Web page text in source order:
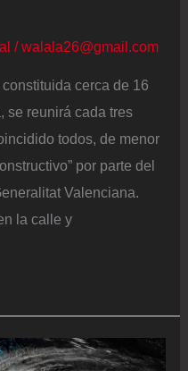
/walala26@gmail.com
cerca de 16
se reunirá cada tres
todos, de menor
por parte del
Valenciana.
la calle y